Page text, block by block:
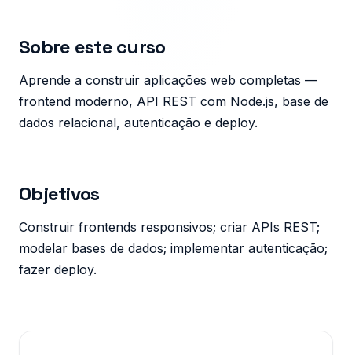
Sobre este curso
Aprende a construir aplicações web completas —
frontend moderno, API REST com Node.js, base de
dados relacional, autenticação e deploy.
Objetivos
Construir frontends responsivos; criar APIs REST;
modelar bases de dados; implementar autenticação;
fazer deploy.